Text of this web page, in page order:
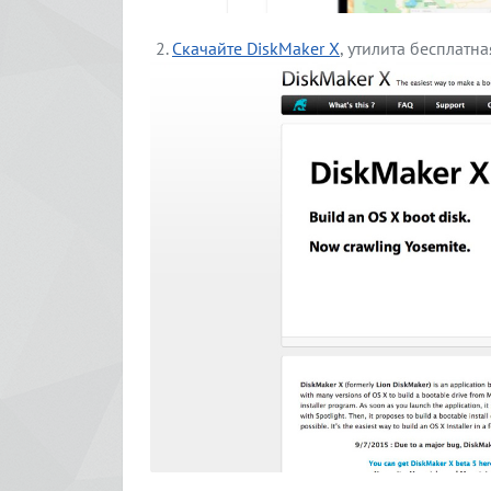
Скачайте DiskMaker X, утилита